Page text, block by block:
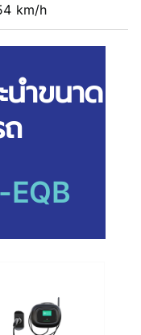
km/h
นำขนาด